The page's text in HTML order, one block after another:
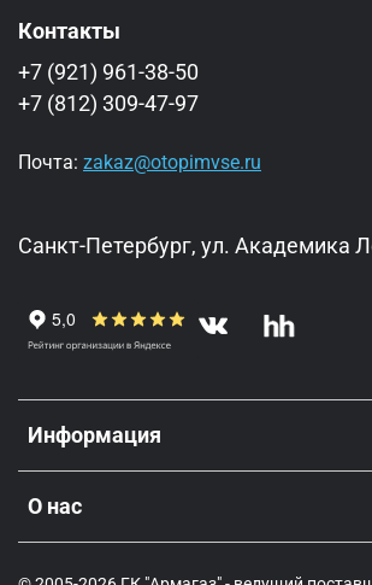
Информация
О нас
Контакты
+7 (921) 961-38-50
+7 (812) 309-47-97
Почта: zakaz@otopimvse.ru
Санкт-Петербург, ул. Академика